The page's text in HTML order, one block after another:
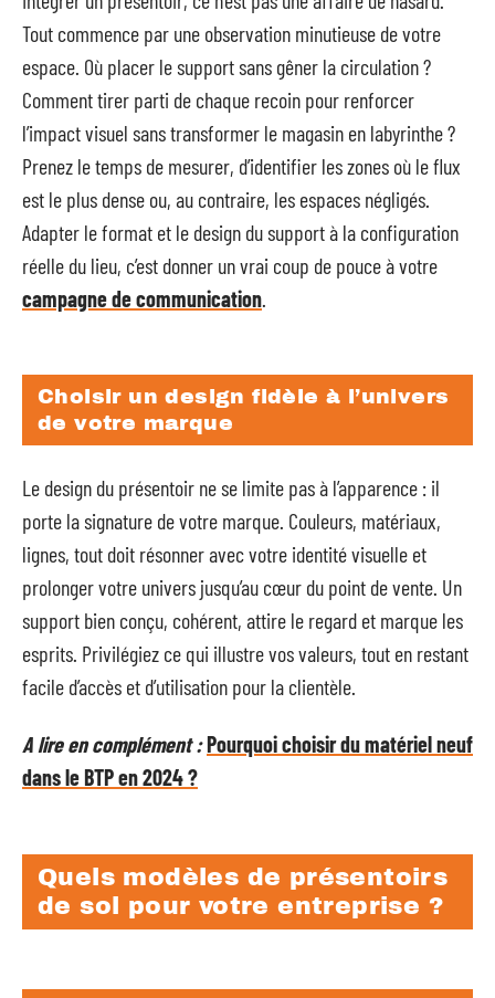
Tout commence par une observation minutieuse de votre
espace. Où placer le support sans gêner la circulation ?
Comment tirer parti de chaque recoin pour renforcer
l’impact visuel sans transformer le magasin en labyrinthe ?
Prenez le temps de mesurer, d’identifier les zones où le flux
est le plus dense ou, au contraire, les espaces négligés.
Adapter le format et le design du support à la configuration
réelle du lieu, c’est donner un vrai coup de pouce à votre
campagne de communication
Choisir un design fidèle à l’univers
de votre marque
Le design du présentoir ne se limite pas à l’apparence : il
porte la signature de votre marque. Couleurs, matériaux,
lignes, tout doit résonner avec votre identité visuelle et
prolonger votre univers jusqu’au cœur du point de vente. Un
support bien conçu, cohérent, attire le regard et marque les
esprits. Privilégiez ce qui illustre vos valeurs, tout en restant
facile d’accès et d’utilisation pour la clientèle.
A lire en complément :Pourquoi choisir du matériel neuf
dans le BTP en 2024 ?
Quels modèles de présentoirs
de sol pour votre entreprise ?